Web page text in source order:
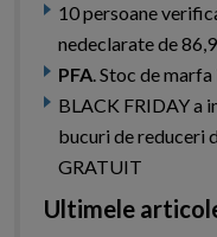
10 persoane
nedeclarate de
PFA. Stoc de
BLACK FRIDAY a
bucuri de reduceri
GRATUIT
Ultimele